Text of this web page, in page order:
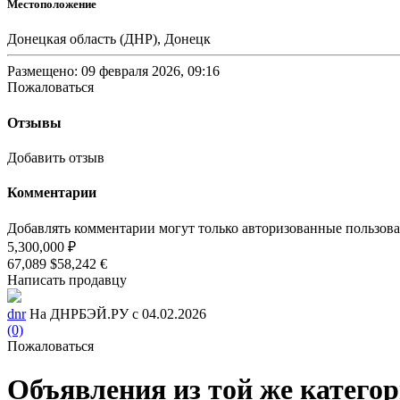
Местоположение
Донецкая область (ДНР), Донецк
Размещено: 09 февраля 2026, 09:16
Пожаловаться
Отзывы
Добавить отзыв
Комментарии
Добавлять комментарии могут только авторизованные
5,300,000 ₽
67,089 $58,242 €
Написать продавцу
dnr На ДНРБЭЙ.РУ с 04.02.2026
(0)
Пожаловаться
Объявления из той же